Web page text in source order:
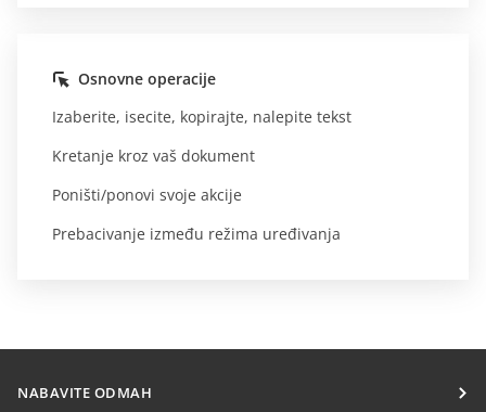
Osnovne operacije
Izaberite, isecite, kopirajte, nalepite tekst
Kretanje kroz vaš dokument
Poništi/ponovi svoje akcije
Prebacivanje između režima uređivanja
NABAVITE ODMAH